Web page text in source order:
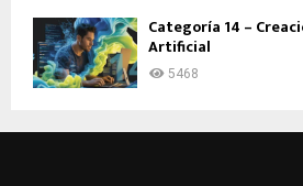
Categoría 14 –
Artificial
5468